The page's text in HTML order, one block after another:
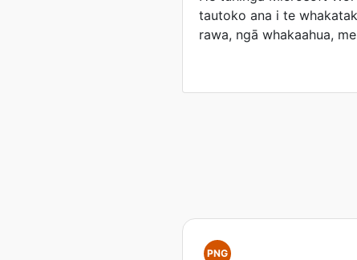
tautoko ana i te
rawa, ngā whakaahua,
PNG